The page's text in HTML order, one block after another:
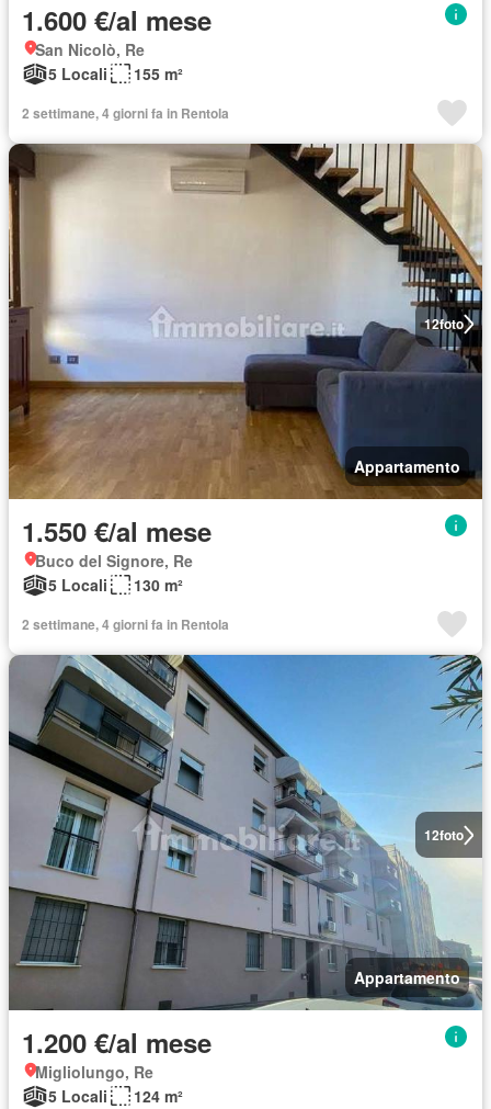
1.600 €/al mese
San Nicolò, Re
5 Locali
155 m²
2 settimane, 4 giorni fa in Rentola
12foto
Appartamento
1.550 €/al mese
Buco del Signore, Re
5 Locali
130 m²
2 settimane, 4 giorni fa in Rentola
12foto
Appartamento
1.200 €/al mese
Migliolungo, Re
5 Locali
124 m²